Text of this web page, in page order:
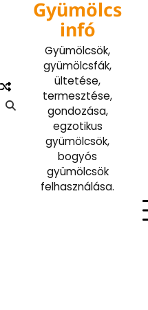
Gyümölcs
infó
Gyümölcsök,
gyümölcsfák,
ültetése,
termesztése,
gondozása,
egzotikus
gyümölcsök,
bogyós
gyümölcsök
felhasználása.